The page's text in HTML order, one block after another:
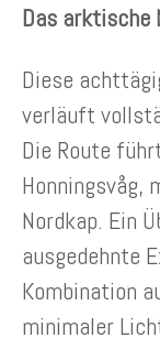
Das arktische
Diese
verläuft
Die Route
Honningsvåg,
Nordkap. Ein
ausgedehnte
Kombination
minimaler